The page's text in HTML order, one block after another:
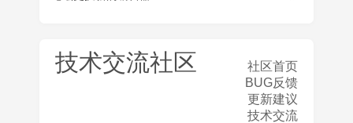
技术交流社区
社区首页
BUG反馈
更新建议
技术交流